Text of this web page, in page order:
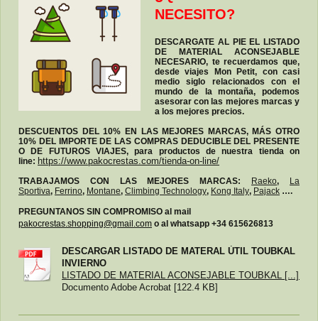
NECESITO?
DESCARGATE AL PIE EL LISTADO
DE MATERIAL ACONSEJABLE
NECESARIO, te recuerdamos que,
desde viajes Mon Petit, con casi
medio siglo relacionados con el
mundo de la montaña, podemos
asesorar con las mejores marcas y
a los mejores precios.
DESCUENTOS DEL 10% EN LAS MEJORES MARCAS, MÁS OTRO
10% DEL IMPORTE DE LAS COMPRAS DEDUCIBLE DEL PRESENTE
O DE FUTUROS VIAJES, para productos de nuestra tienda on
line: https://www.pakocrestas.com/tienda-on-line/
TRABAJAMOS CON LAS MEJORES MARCAS: Raeko, La
Sportiva, Ferrino, Montane, Climbing Technology, Kong Italy, Pajack ….
PREGUNTANOS SIN COMPROMISO al mail
pakocrestas.shopping@gmail.com o al whatsapp +34 615626813
DESCARGAR LISTADO DE MATERAL ÚTIL TOUBKAL
INVIERNO
LISTADO DE MATERIAL ACONSEJABLE TOUBKAL [...]
Documento Adobe Acrobat [122.4 KB]